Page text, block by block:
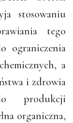
stosowaniu
tego
ograniczenia
a
i zdrowia
produkcji
organiczna,